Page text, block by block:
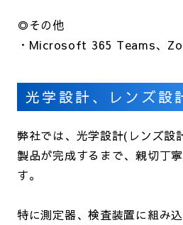
◎その他
・Microsoft 365 Teams、
光学設計、レンズ設
弊社では、光学設計(レンズ設
製品が完成するまで、親切丁
す。
特に測定器、検査装置に組み